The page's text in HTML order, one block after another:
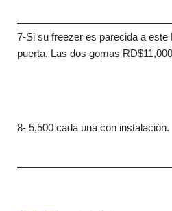
7-Si su freezer es parecida a
puerta. Las dos gomas
8- 5,500 cada una con instalación.